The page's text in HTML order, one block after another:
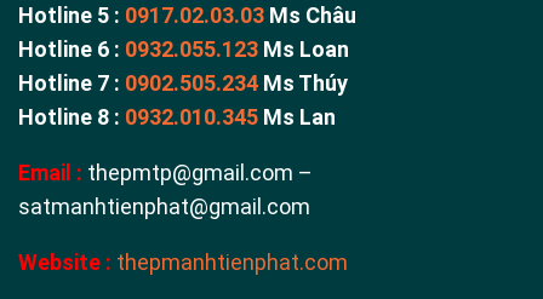
Hotline 5 : 0917.02.03.03 Ms Châu
Hotline 6 : 0932.055.123 Ms Loan
Hotline 7 : 0902.505.234 Ms Thúy
Hotline 8 : 0932.010.345 Ms Lan
Email : thepmtp@gmail.com –
satmanhtienphat@gmail.com
Website : thepmanhtienphat.com